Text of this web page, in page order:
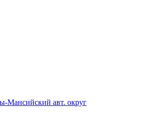
Мансийский авт. округ